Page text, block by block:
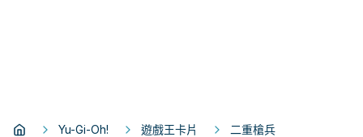
Yu-Gi-Oh! 遊戲王卡片 二重槍兵